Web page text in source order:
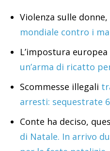
Violenza sulle donne,
mondiale contro i
L’impostura europea
un’arma di ricatto
Scommesse illegali
arresti: sequestrate
Conte ha deciso,
di Natale. In arrivo